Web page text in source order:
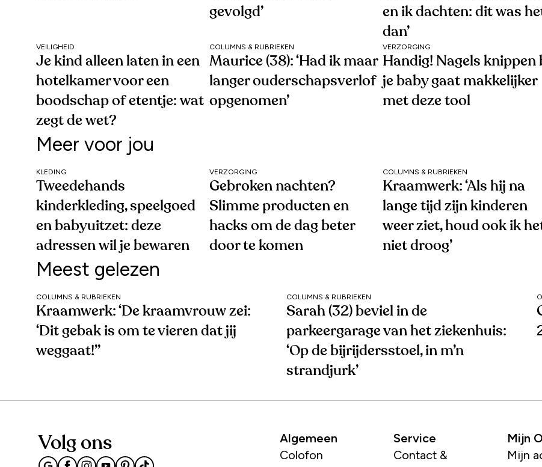
gevolgd’
en ik dachten: dit was
dan’
VEILIGHEID
Je kind alleen laten in een
hotelkamer voor een
boodschap of etentje: wat
zegt de wet?
COLUMNS & RUBRIEKEN
Maurice (38): ‘Had ik maar
langer ouderschapsverlof
opgenomen’
VERZORGING
Handig! Nagels knippen
je baby gaat makkelijker
met deze tool
Meer voor jou
KLEDING
Tweedehands
kinderkleding, speelgoed
en babyuitzet: deze
adressen wil je bewaren
VERZORGING
Gebroken nachten?
Slimme producten en
hacks om de dag beter
door te komen
COLUMNS & RUBRIEKEN
Kraamwerk: ‘Als hij na
lange tijd zijn kinderen
weer ziet, houd ook ik
niet droog’
Meest gelezen
COLUMNS & RUBRIEKEN
Kraamwerk: ‘De kraamvrouw zei:
‘Dit gebak is om te vieren dat jij
weggaat!’’
COLUMNS & RUBRIEKEN
Sarah (32) beviel in de
parkeergarage van het ziekenhuis:
‘Op de bijrijdersstoel, in m’n
strandjurk’
Volg ons
Algemeen
Colofon
Service
Contact &
Mijn
Mijn